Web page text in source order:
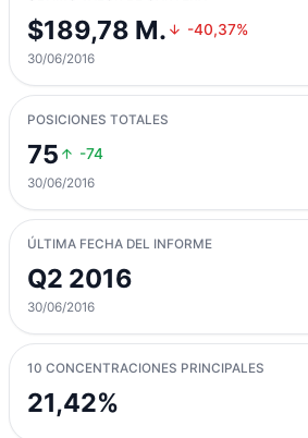
$189,78 M. -40,37%
30/06/2016
POSICIONES TOTALES
75 -74
30/06/2016
ÚLTIMA FECHA DEL INFORME
Q2 2016
30/06/2016
10 CONCENTRACIONES PRINCIPALES
21,42%